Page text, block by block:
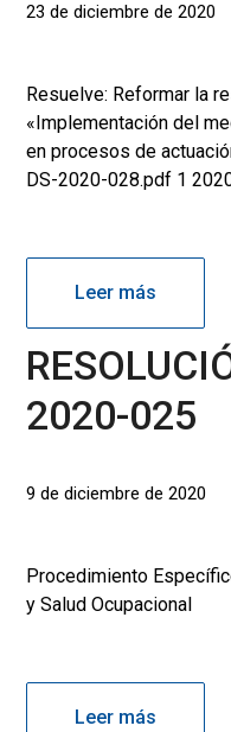
23 de diciembre de 2020
Resuelve: Reformar la
«Implementación del
en procesos de
DS-2020-028.pdf 1
Leer más
2020-025
9 de diciembre de 2020
Procedimiento
y Salud Ocupacional
Leer más